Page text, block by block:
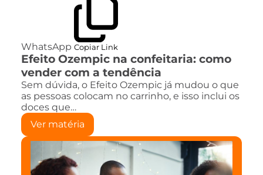
WhatsApp Copiar Link
Efeito Ozempic na confeitaria: como
vender com a tendência
Sem dúvida, o Efeito Ozempic já mudou o que
as pessoas colocam no carrinho, e isso inclui os
doces que…
Ver matéria